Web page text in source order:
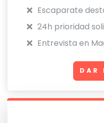
Escaparate
24h prioridad
Entrevista en
DAR